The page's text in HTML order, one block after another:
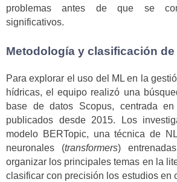
problemas antes de que se
significativos.
Metodología y clasificación de
Para explorar el uso del ML en la
hídricas, el equipo realizó una
base de datos Scopus, centrada
publicados desde 2015. Los
modelo BERTopic, una técnica de
neuronales (transformers)
organizar los principales temas en la
clasificar con precisión los estudios en